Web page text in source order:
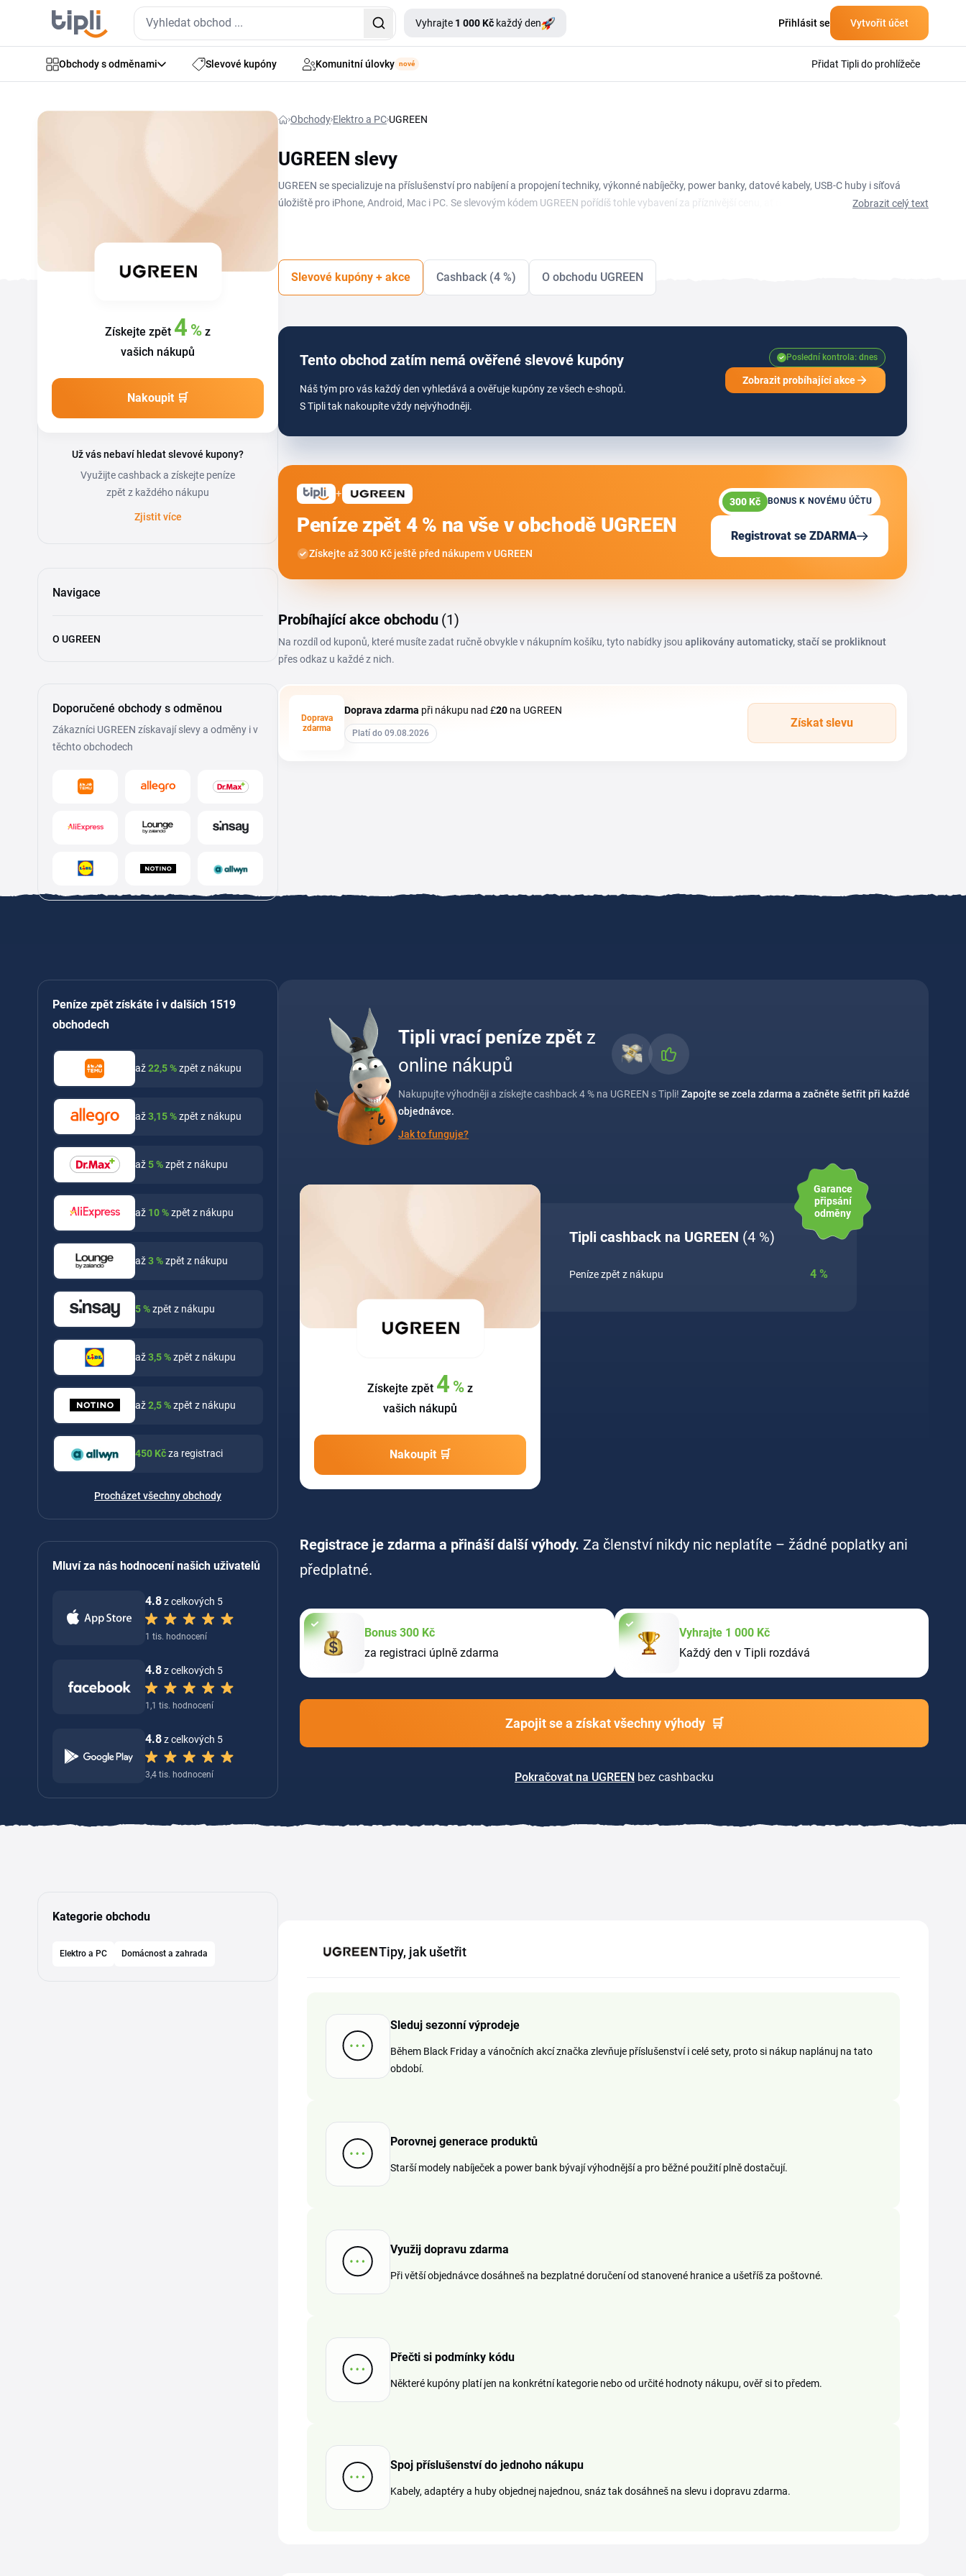
Vyhrajte 1 000 Kč každý den Přihlásit se Vytvořit účet
Obchody s odměnami Slevové kupóny Komunitní úlovky nové Přidat Tipli do prohlížeče
Získejte zpět 4 % z
vašich nákupů
Nakoupit 🛒
Už vás nebaví hledat slevové kupony?
Využijte cashback a získejte peníze
zpět z každého nákupu
Zjistit více
Navigace
O UGREEN
Doporučené obchody s odměnou
Zákazníci UGREEN získavají slevy a odměny i v
těchto obchodech
Obchody Elektro a PC UGREEN
UGREEN slevy
UGREEN se specializuje na příslušenství pro nabíjení a propojení techniky, výkonné nabíječky, power banky, datové kabely, USB-C huby i síťová
úložiště pro iPhone, Android, Mac i PC. Se slevovým kódem UGREEN pořídíš tohle vybavení za příznivější cenu, ať doplňuješ jednu nabíječku,Zobrazit celý text
Slevové kupóny + akce Cashback (4 %) O obchodu UGREEN
Tento obchod zatím nemá ověřené slevové kupóny
Náš tým pro vás každý den vyhledává a ověřuje kupóny ze všech e-shopů.
S Tipli tak nakoupíte vždy nejvýhodněji.
Poslední kontrola: dnes
Zobrazit probíhající akce
+
Peníze zpět 4 % na vše v obchodě UGREEN
Získejte až 300 Kč ještě před nákupem v UGREEN
300 Kč BONUS K NOVÉMU ÚČTU
Registrovat se ZDARMA
Probíhající akce obchodu (1)
Na rozdíl od kuponů, které musíte zadat ručně obvykle v nákupním košíku, tyto nabídky jsou aplikovány automaticky, stačí se prokliknout
přes odkaz u každé z nich.
Doprava
zdarma
Doprava zdarma při nákupu nad £20 na UGREEN
Platí do 09.08.2026
Získat slevu
Peníze zpět získáte i v dalších 1519
obchodech
až22,5%zpět z nákupu
až3,15%zpět z nákupu
až5%zpět z nákupu
až 10%zpět z nákupu
až3%zpět z nákupu
5%zpět z nákupu
až3,5%zpět z nákupu
až2,5%zpět z nákupu
450 Kčza registraci
Procházet všechny obchody
Mluví za nás hodnocení našich uživatelů
4.8z celkových 5
1 tis. hodnocení
4.8z celkových 5
1,1 tis. hodnocení
4.8z celkových 5
3,4 tis. hodnocení
Tipli vrací peníze zpět z
online nákupů
Nakupujte výhodněji a získejte cashback 4 % na UGREEN s Tipli! Zapojte se zcela zdarma a začněte šetřit při každé
objednávce.
Jak to funguje?
Získejte zpět 4 % z
vašich nákupů
Nakoupit 🛒
Tipli cashback na UGREEN (4 %)
Peníze zpět z nákupu 4 %
Garance
připsání
odměny
Registrace je zdarma a přináší další výhody. Za členství nikdy nic neplatíte – žádné poplatky ani
předplatné.
Bonus 300 Kč
za registraci úplně zdarma
Vyhrajte 1 000 Kč
Každý den v Tipli rozdává
Zapojit se a získat všechny výhody 🛒
Pokračovat na UGREEN bez cashbacku
Kategorie obchodu
Elektro a PC Domácnost a zahrada Tipy, jak ušetřit
Sleduj sezonní výprodeje
Během Black Friday a vánočních akcí značka zlevňuje příslušenství i celé sety, proto si nákup naplánuj na tato
období.
Porovnej generace produktů
Starší modely nabíječek a power bank bývají výhodnější a pro běžné použití plně dostačují.
Využij dopravu zdarma
Při větší objednávce dosáhneš na bezplatné doručení od stanovené hranice a ušetříš za poštovné.
Přečti si podmínky kódu
Některé kupóny platí jen na konkrétní kategorie nebo od určité hodnoty nákupu, ověř si to předem.
Spoj příslušenství do jednoho nákupu
Kabely, adaptéry a huby objednej najednou, snáz tak dosáhneš na slevu i dopravu zdarma.